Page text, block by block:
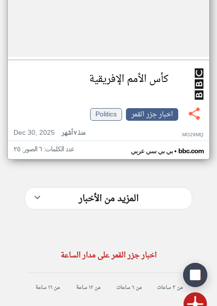
كأس الأمم الإفريقية
اخبار جزر القمر
Politics
Dec 30, 2025
منذ ٧ أشهر MO29MQ
بي بي سي عربي• bbc.com عدد الكلمات: ٦ الصور: ٢٥
المزيد من الأخبار
اخبار جزر القمر على مدار الساعة
من ٣ ساعات من ٦ ساعات من ١٢ ساعة من ١٦ ساعة